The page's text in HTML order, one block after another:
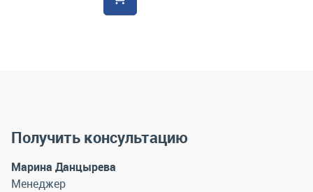
Получить консультацию
Марина Данцырева
Менеджер